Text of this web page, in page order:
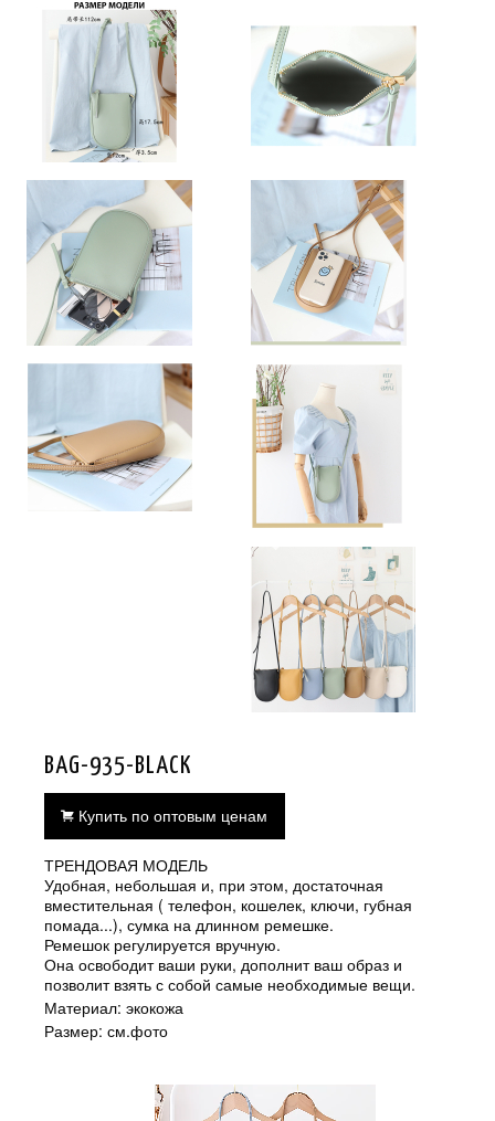
BAG-935-BLACK
Купить по оптовым ценам
ТРЕНДОВАЯ МОДЕЛЬ
Удобная, небольшая и, при этом, достаточная
вместительная ( телефон, кошелек, ключи, губная
помада...), сумка на длинном ремешке.
Ремешок регулируется вручную.
Она освободит ваши руки, дополнит ваш образ и
позволит взять с собой самые необходимые вещи.
Материал: экокожа
Размер: см.фото